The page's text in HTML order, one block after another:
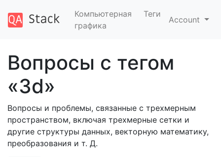
Компьютерная
графика
Теги
Account
Вопросы с тегом
«3d»
Вопросы и проблемы, связанные с трехмерным
пространством, включая трехмерные сетки и
другие структуры данных, векторную математику,
преобразования и т. Д.